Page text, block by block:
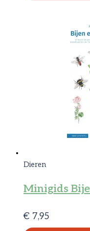
Dieren
Minigids
€ 7,95